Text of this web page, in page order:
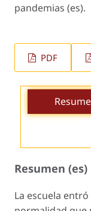
pandemias (es).
PDF
Resumen (es)
La escuela